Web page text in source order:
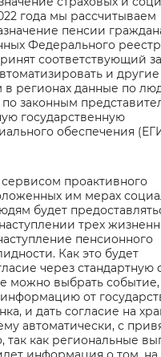
года мы рассчитываем
пенсии
Федерального
соответствующий
и другие
регионах данные по
законным
государственную
обеспечения
проактивного
им мерах
будет
трех
пенсионного
Как это будет
через
можно выбрать событие,
от
и дать согласие на
автоматически, с
так как региональные